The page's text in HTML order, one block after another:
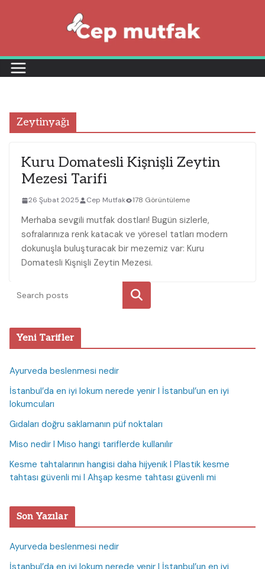
Zeytinyağı
Kuru Domatesli Kişnişli Zeytin
Mezesi Tarifi
26 Şubat 2025 Cep Mutfak 178 Görüntüleme
Merhaba sevgili mutfak dostları! Bugün sizlerle,
sofralarınıza renk katacak ve yöresel tatları modern
dokunuşla buluşturacak bir mezemiz var: Kuru
Domatesli Kişnişli Zeytin Mezesi.
Ara
Yeni Tarifler
Ayurveda beslenmesi nedir
İstanbul’da en iyi lokum nerede yenir I İstanbul’un en iyi
lokumcuları
Gıdaları doğru saklamanın püf noktaları
Miso nedir I Miso hangi tariflerde kullanılır
Kesme tahtalarının hangisi daha hijyenik I Plastik kesme
tahtası güvenli mi I Ahşap kesme tahtası güvenli mi
Son Yazılar
Ayurveda beslenmesi nedir
İstanbul’da en iyi lokum nerede yenir I İstanbul’un en iyi